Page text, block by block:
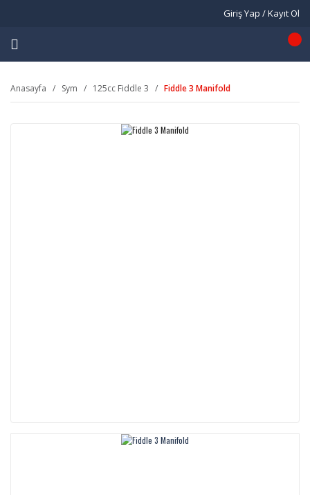
Giriş Yap / Kayıt Ol
Anasayfa Sym 125cc Fiddle 3 Fiddle 3 Manifold